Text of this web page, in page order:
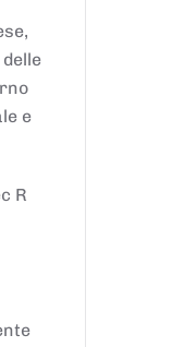
e
R